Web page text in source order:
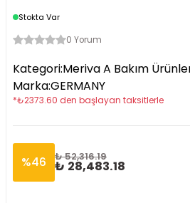
Stokta Var
0 Yorum
Kategori:Meriva A Bakım
Marka:GERMANY
*₺2373.60 den başlayan taksitlerle
%46 ₺ 52,316.19
₺ 28,483.18